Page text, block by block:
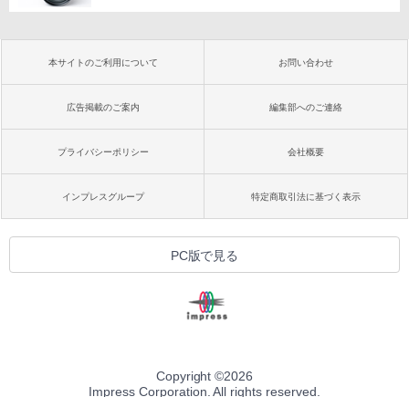
本サイトのご利用について お問い合わせ
広告掲載のご案内 編集部へのご連絡
プライバシーポリシー 会社概要
インプレスグループ 特定商取引法に基づく表示
PC版で見る
Copyright ©2026
Impress Corporation. All rights reserved.